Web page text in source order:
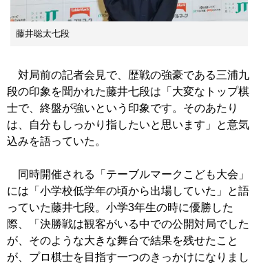
藤井聡太七段
対局前の記者会見で、歴戦の強豪である三浦九
段の印象を聞かれた藤井七段は「大変なトップ棋
士で、終盤が強いという印象です。そのあたり
は、自分もしっかり指したいと思います」と意気
込みを語っていた。
同時開催される「テーブルマークこども大会」
には「小学校低学年の頃から出場していた」と語
っていた藤井七段。小学3年生の時に優勝した
際、「決勝戦は観客がいる中での公開対局でした
が、そのような大きな舞台で結果を残せたこと
が、プロ棋士を目指す一つのきっかけになりまし